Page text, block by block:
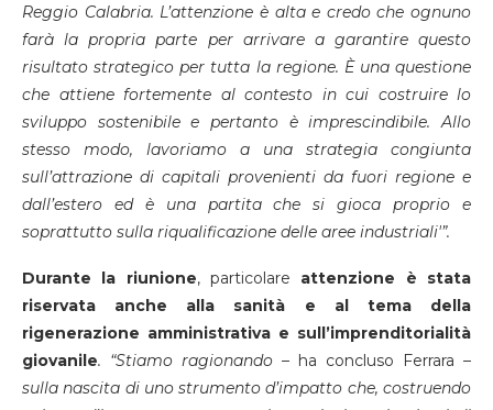
Reggio Calabria. L’attenzione è alta e credo che ognuno
farà la propria parte per arrivare a garantire questo
risultato strategico per tutta la regione. È una questione
che attiene fortemente al contesto in cui costruire lo
sviluppo sostenibile e pertanto è imprescindibile. Allo
stesso modo, lavoriamo a una strategia congiunta
sull’attrazione di capitali provenienti da fuori regione e
dall’estero ed è una partita che si gioca proprio e
soprattutto sulla riqualificazione delle aree industriali'”.
Durante la riunione, particolare attenzione è stata
riservata anche alla sanità e al tema della
rigenerazione amministrativa e sull’imprenditorialità
giovanile. “Stiamo ragionando – ha concluso Ferrara –
sulla nascita di uno strumento d’impatto che, costruendo